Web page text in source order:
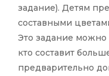
задание). Детям
составными
Это задание можно
кто составит
предварительно